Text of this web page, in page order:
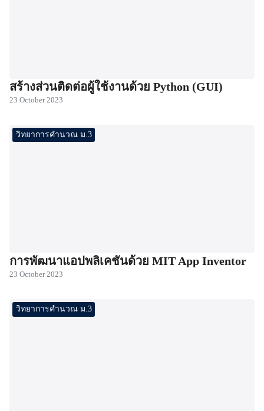
สร้างส่วนติดต่อผู้ใช้งานด้วย Python (GUI)
23 October 2023
วิทยาการคำนวณ ม.3
การพัฒนาแอปพลิเคชันด้วย MIT App Inventor
23 October 2023
วิทยาการคำนวณ ม.3